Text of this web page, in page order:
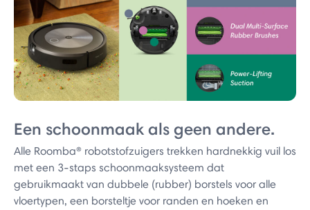
Een schoonmaak als geen andere.
Alle Roomba® robotstofzuigers trekken hardnekkig vuil los
met een 3-staps schoonmaaksysteem dat
gebruikmaakt van dubbele (rubber) borstels voor alle
vloertypen, een borsteltje voor randen en hoeken en